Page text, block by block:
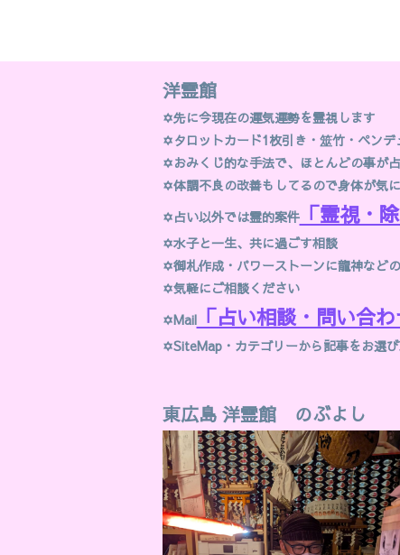
洋霊館
✡先に今現在の運気運勢を霊視します
✡タロットカード1枚引き・筮竹・ペン
✡おみくじ的な手法で、ほとんどの事が
✡体調不良の改善もしてるので身体が気
✡占い以外では霊的案件「霊視・
✡水子と一生、共に過ごす相談
✡御札作成・パワーストーンに龍神など
✡気軽にご相談ください
✡Mail「占い相談・問い合わ
✡SiteMap・ カテゴリーから記事をお選
東広島 洋霊館 のぶよし